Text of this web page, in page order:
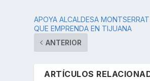
APOYA ALCALDESA
QUE EMPRENDA EN TIJUANA
ANTERIOR
ARTÍCULOS